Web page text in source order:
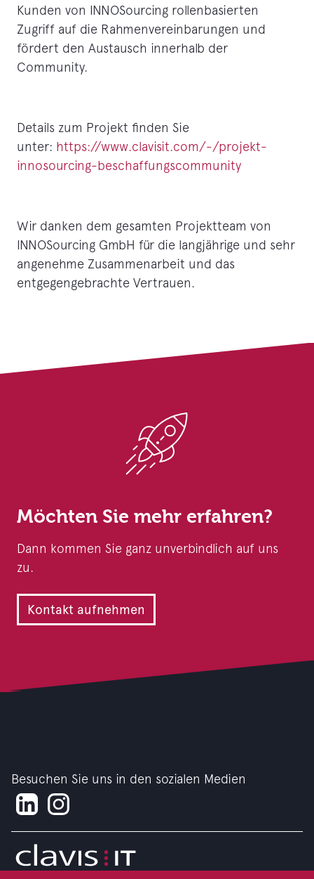
Kunden von INNOSourcing rollenbasierten
Zugriff auf die Rahmenvereinbarungen und
fördert den Austausch innerhalb der
Community.
Details zum Projekt finden Sie
unter: https://www.clavisit.com/-/projekt-
innosourcing-beschaffungscommunity
Wir danken dem gesamten Projektteam von
INNOSourcing GmbH für die langjährige und sehr
angenehme Zusammenarbeit und das
entgegengebrachte Vertrauen.
Möchten Sie mehr erfahren?
Dann kommen Sie ganz unverbindlich auf uns
zu.
Kontakt aufnehmen
Besuchen Sie uns in den sozialen Medien